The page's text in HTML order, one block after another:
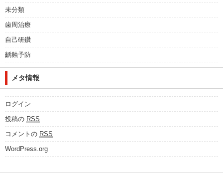
未分類
歯周治療
自己研鑽
齲蝕予防
メタ情報
ログイン
投稿の RSS
コメントの RSS
WordPress.org